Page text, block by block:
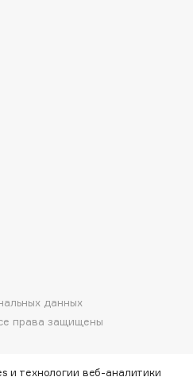
права защищены
данных
и технологии веб-аналитики